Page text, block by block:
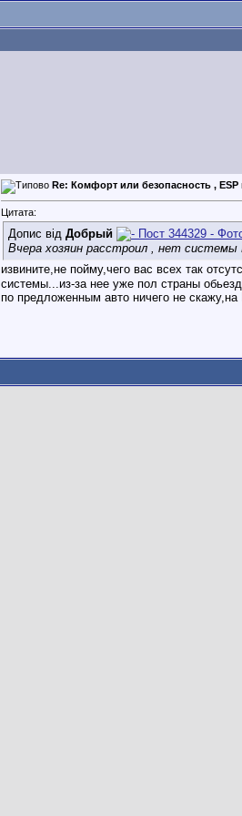
Re: Комфорт или безопасность ,
Цитата:
Допис від Добрый
Вчера хозяин расстроил , нет
извините,не пойму,чего вас всех так
системы...из-за нее уже пол страны
по предложенным авто ничего не